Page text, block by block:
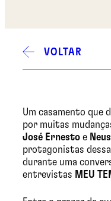
VOLTAR
Um casamento que
por muitas
José Ernesto e
protagonistas
durante uma
entrevistas MEU